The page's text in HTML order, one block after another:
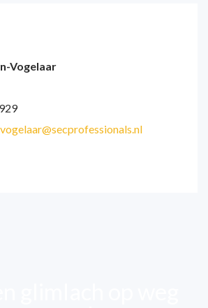
Vogelaar